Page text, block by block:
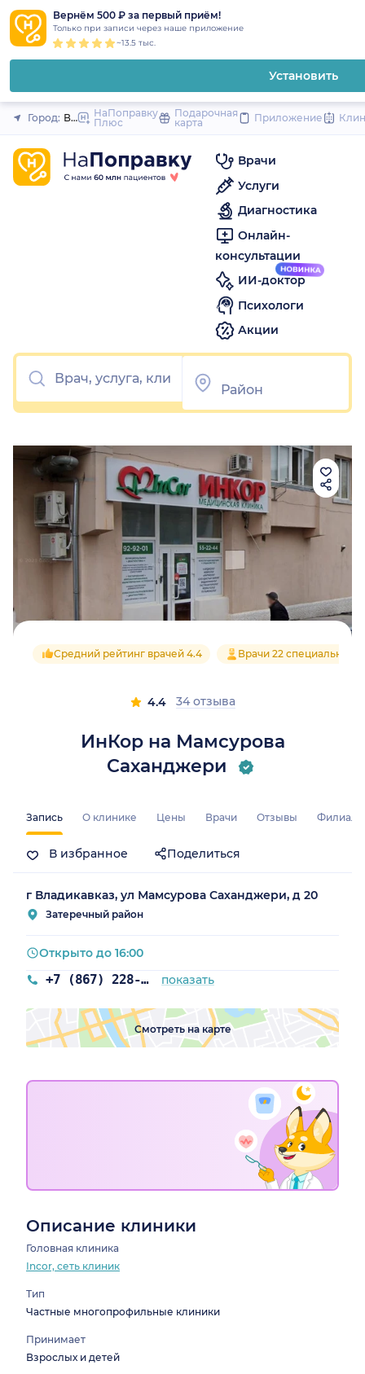
Вернём 500 ₽ за первый приём!
Только при записи через наше приложение
~13.5 тыс.
Установить
Закрыть
Город: Владикавказ
НаПоправку
Плюс
Подарочная
карта
Приложение
Врачи
Услуги
Диагностика
Онлайн-
консультации
ИИ-доктор
Психологи
Акции
ИнКор на Мамсурова
Саханджери
Средний рейтинг врачей 4.4 Врачи 22
4.4 34 отзыва
Запись О клинике Цены Врачи Отзывы Филиалы
В избранное Поделиться
г Владикавказ, ул Мамсурова Саханджери, д 20
Затеречный район
+7 (867) 228-98-88 показать
Открыто до 16:00
Смотреть на карте
Описание клиники
Головная клиника
Incor, сеть клиник
Тип
Частные многопрофильные клиники
Принимает
Взрослых и детей